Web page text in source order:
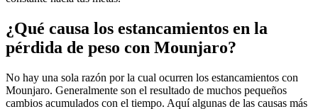
¿Qué causa los estancamientos en la
pérdida de peso con Mounjaro?
No hay una sola razón por la cual ocurren los estancamientos con
Mounjaro. Generalmente son el resultado de muchos pequeños
cambios acumulados con el tiempo. Aquí algunas de las causas más